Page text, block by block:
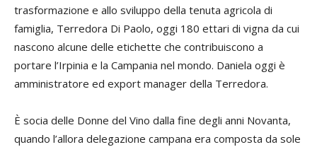
trasformazione e allo sviluppo della tenuta agricola di
famiglia, Terredora Di Paolo, oggi 180 ettari di vigna da cui
nascono alcune delle etichette che contribuiscono a
portare l’Irpinia e la Campania nel mondo. Daniela oggi è
amministratore ed export manager della Terredora.
È socia delle Donne del Vino dalla fine degli anni Novanta,
quando l’allora delegazione campana era composta da sole